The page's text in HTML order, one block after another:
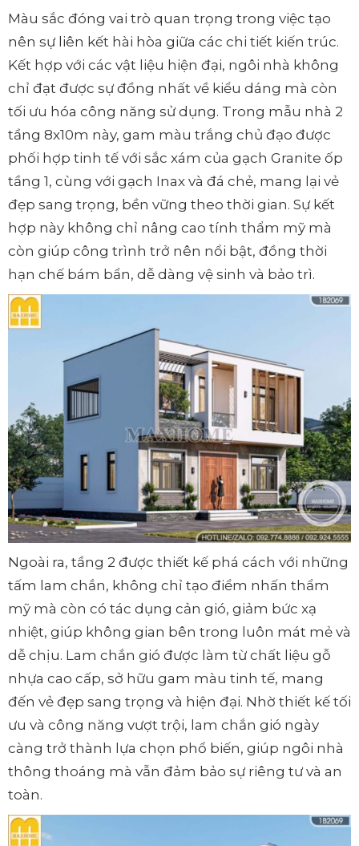
Màu sắc đóng vai trò quan trọng trong việc tạo
nên sự liên kết hài hòa giữa các chi tiết kiến trúc.
Kết hợp với các vật liệu hiện đại, ngôi nhà không
chỉ đạt được sự đồng nhất về kiểu dáng mà còn
tối ưu hóa công năng sử dụng. Trong mẫu nhà 2
tầng 8x10m này, gam màu trắng chủ đạo được
phối hợp tinh tế với sắc xám của gạch Granite ốp
tầng 1, cùng với gạch Inax và đá chẻ, mang lại vẻ
đẹp sang trọng, bền vững theo thời gian. Sự kết
hợp này không chỉ nâng cao tính thẩm mỹ mà
còn giúp công trình trở nên nổi bật, đồng thời
hạn chế bám bẩn, dễ dàng vệ sinh và bảo trì.
Ngoài ra, tầng 2 được thiết kế phá cách với những
tấm lam chắn, không chỉ tạo điểm nhấn thẩm
mỹ mà còn có tác dụng cản gió, giảm bức xạ
nhiệt, giúp không gian bên trong luôn mát mẻ và
dễ chịu. Lam chắn gió được làm từ chất liệu gỗ
nhựa cao cấp, sở hữu gam màu tinh tế, mang
đến vẻ đẹp sang trọng và hiện đại. Nhờ thiết kế tối
ưu và công năng vượt trội, lam chắn gió ngày
càng trở thành lựa chọn phổ biến, giúp ngôi nhà
thông thoáng mà vẫn đảm bảo sự riêng tư và an
toàn.